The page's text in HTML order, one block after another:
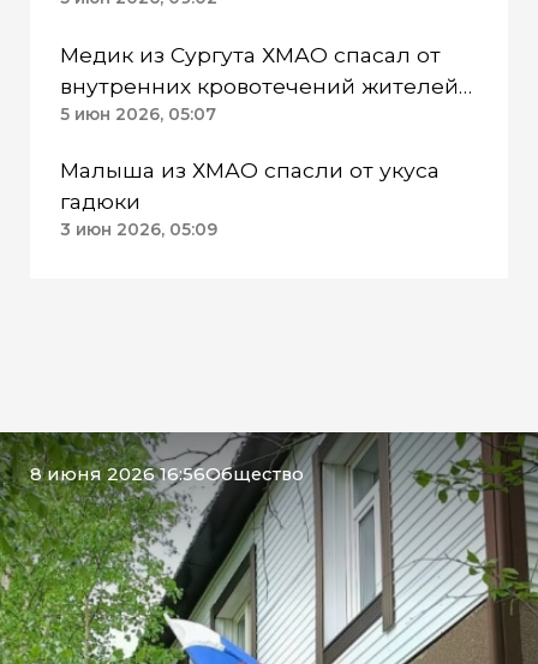
Медик из Сургута ХМАО спасал от
внутренних кровотечений жителей
подшефной Макеевки
5 июн 2026, 05:07
Малыша из ХМАО спасли от укуса
гадюки
3 июн 2026, 05:09
8 июня 2026 16:56Общество